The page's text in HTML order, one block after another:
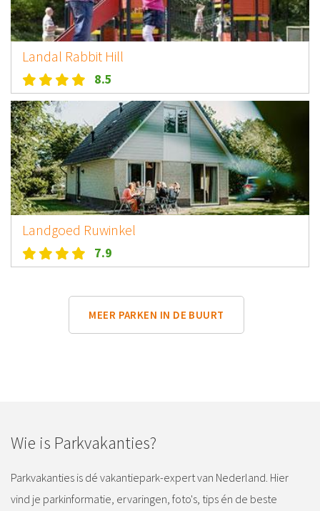
Landal Rabbit Hill
8.5
Landgoed Ruwinkel
7.9
MEER PARKEN IN DE BUURT
Wie is Parkvakanties?
Parkvakanties is dé vakantiepark-expert van Nederland. Hier
vind je parkinformatie, ervaringen, foto's, tips én de beste